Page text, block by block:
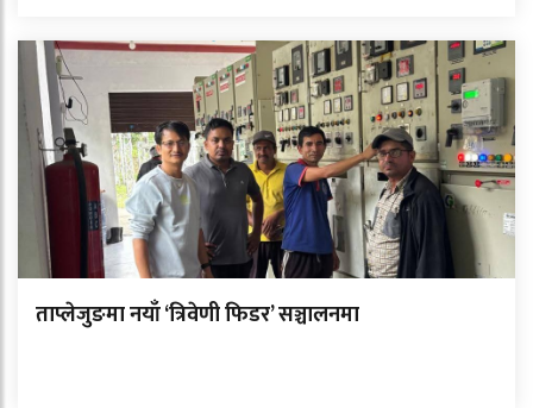
ताप्लेजुङमा नयाँ ‘त्रिवेणी फिडर’ सञ्चालनमा